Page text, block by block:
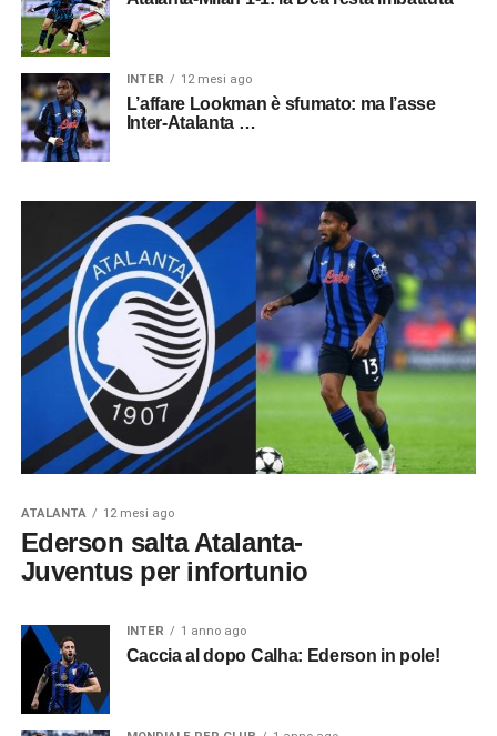
INTER 12 mesi ago
L’affare Lookman è sfumato: ma l’asse
Inter-Atalanta …
ATALANTA 12 mesi ago
Ederson salta Atalanta-
Juventus per infortunio
INTER 1 anno ago
Caccia al dopo Calha: Ederson in pole!